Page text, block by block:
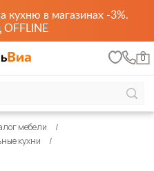
кухню в магазинах -3%.
0
мебели
кухни